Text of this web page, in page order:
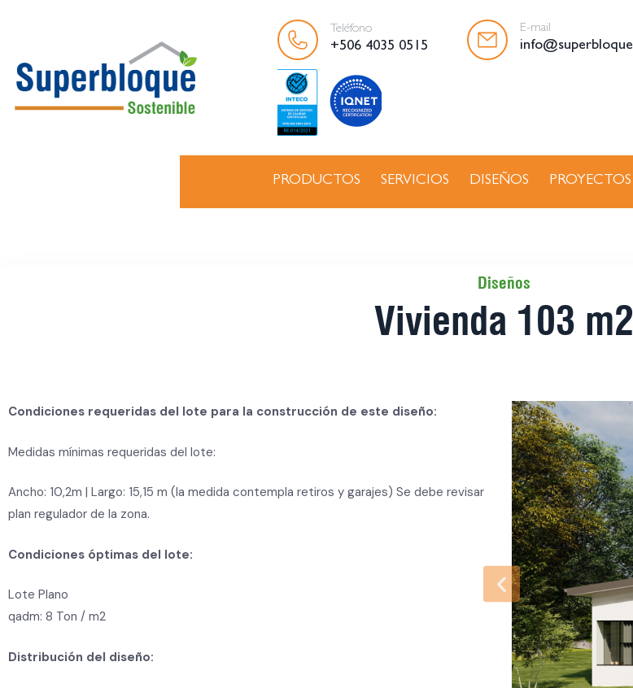
+506 4035 0515
Teléfono E-mail
PRODUCTOS SERVICIOS DISEÑOS PROYECTOS
Diseños
Vivienda 103 m2
Condiciones requeridas del lote para la construcción de este diseño:
Medidas mínimas requeridas del lote:
Ancho: 10,2m | Largo: 15,15 m (la medida contempla retiros y garajes) Se debe revisar
plan regulador de la zona.
Condiciones óptimas del lote:
Lote Plano
qadm: 8 Ton / m2
Distribución del diseño: